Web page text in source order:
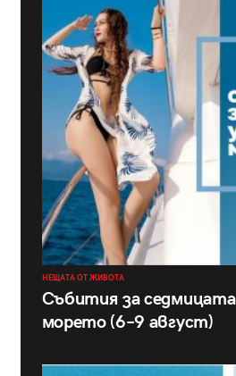
НЕЩАТА ОТ ЖИВОТА
Събития за
морето (6–9 август)